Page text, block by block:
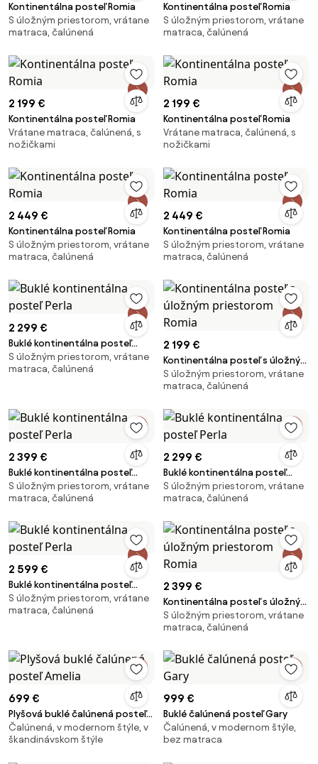
Kontinentálna posteľ Romia
S úložným priestorom, vrátane
matraca, čalúnená
Kontinentálna posteľ Romia
S úložným priestorom, vrátane
matraca, čalúnená
2 199 €
Kontinentálna posteľ Romia
Vrátane matraca, čalúnená, s
nožičkami
2 199 €
Kontinentálna posteľ Romia
Vrátane matraca, čalúnená, s
nožičkami
2 449 €
Kontinentálna posteľ Romia
S úložným priestorom, vrátane
matraca, čalúnená
2 449 €
Kontinentálna posteľ Romia
S úložným priestorom, vrátane
matraca, čalúnená
2 299 €
Buklé kontinentálna posteľ
Perla
S úložným priestorom, vrátane
matraca, čalúnená
2 199 €
Kontinentálna posteľ s úložným
priestorom Romia
S úložným priestorom, vrátane
matraca, čalúnená
2 399 €
Buklé kontinentálna posteľ
Perla
S úložným priestorom, vrátane
matraca, čalúnená
2 299 €
Buklé kontinentálna posteľ
Perla
S úložným priestorom, vrátane
matraca, čalúnená
2 599 €
Buklé kontinentálna posteľ
Perla
S úložným priestorom, vrátane
matraca, čalúnená
2 399 €
Kontinentálna posteľ s úložným
priestorom Romia
S úložným priestorom, vrátane
matraca, čalúnená
699 €
Plyšová buklé čalúnená posteľ
Amelia
Čalúnená, v modernom štýle, v
škandinávskom štýle
999 €
Buklé čalúnená posteľ Gary
Čalúnená, v modernom štýle,
bez matraca